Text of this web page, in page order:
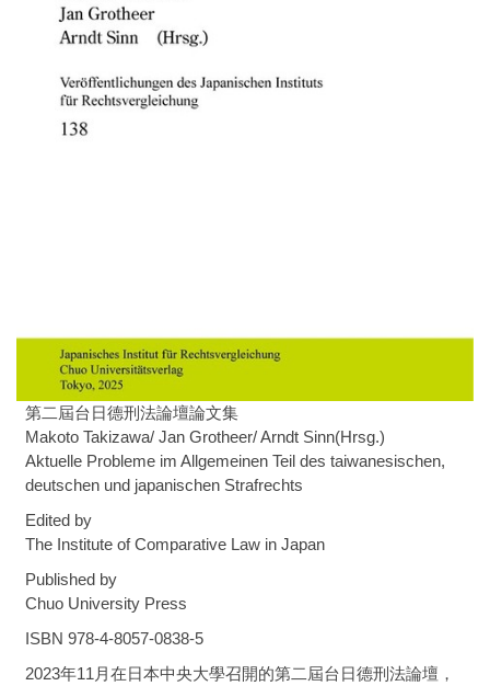
第二屆台日德刑法論壇論文集
Makoto Takizawa/ Jan Grotheer/ Arndt Sinn(Hrsg.)
Aktuelle Probleme im Allgemeinen Teil des taiwanesischen,
deutschen und japanischen Strafrechts
Edited by
The Institute of Comparative Law in Japan
Published by
Chuo University Press
ISBN 978-4-8057-0838-5
2023年11月在日本中央大學召開的第二屆台日德刑法論壇，